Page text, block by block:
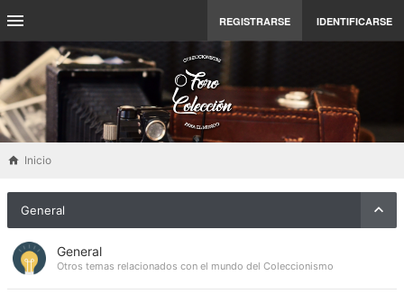
REGISTRARSE IDENTIFICARSE
Inicio
General
General
Otros temas relacionados con el mundo del Coleccionismo